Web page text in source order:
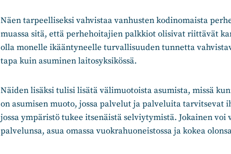
Näen tarpeelliseksi vahvistaa vanhusten kodinomaista
muassa sitä, että perhehoitajien palkkiot olisivat riittävät
olla monelle ikääntyneelle turvallisuuden tunnetta
tapa kuin asuminen laitosyksikössä.
Näiden lisäksi tulisi lisätä välimuotoista asumista, missä
on asumisen muoto, jossa palvelut ja palveluita tarvitsevat
jossa ympäristö tukee itsenäistä selviytymistä. Jokainen
palvelunsa, asua omassa vuokrahuoneistossa ja kokea